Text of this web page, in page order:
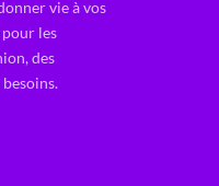
vie à vos
les
des